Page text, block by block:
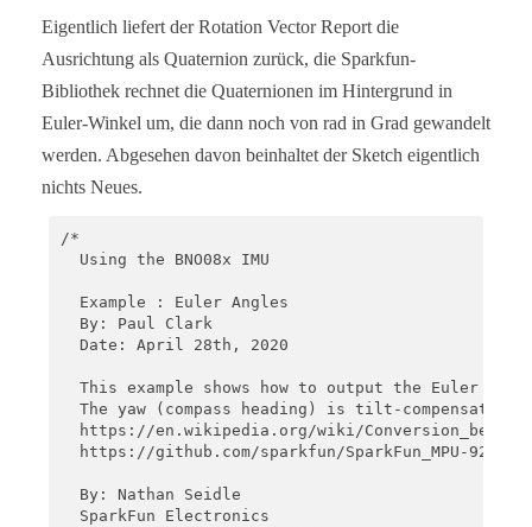
Eigentlich liefert der Rotation Vector Report die
Ausrichtung als Quaternion zurück, die Sparkfun-
Bibliothek rechnet die Quaternionen im Hintergrund in
Euler-Winkel um, die dann noch von rad in Grad gewandelt
werden. Abgesehen davon beinhaltet der Sketch eigentlich
nichts Neues.
/*
  Using the BNO08x IMU
  Example : Euler Angles
  By: Paul Clark
  Date: April 28th, 2020
This example shows how to output the Euler
The yaw (compass heading) is tilt-compensated,
https://en.wikipedia.org/wiki/
https://github.com/sparkfun/SparkFun_MPU-9250-
  By: Nathan Seidle
  SparkFun Electronics